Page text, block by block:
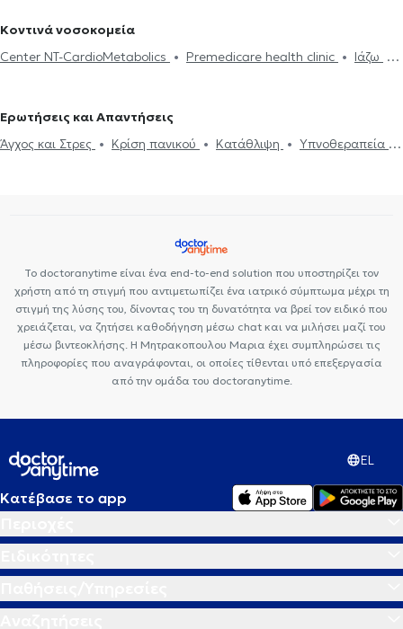
Βάρη
Σύμβουλοι ψυχικής υγείας στο Κουκάκι
υγείας στην Αθήνα
Σύμβουλοι ψυχικής υγείας στον Ευαγγελισμό
επαγγελματικού προσανατολισμού
Συμβουλευτική επαγγελματικού
επαγγελματικού προσανατολισμού
Κοντινά νοσοκομεία
Center NT-CardioMetabolics
Premedicare health clinic
Ιάζω
Ερωτήσεις και Απαντήσεις
Άγχος και Στρες
Κρίση πανικού Κατάθλιψη
Υπνοθεραπεία
Το doctoranytime είναι ένα end-to-end solution που υποστηρίζει τον
χρήστη από τη στιγμή που αντιμετωπίζει ένα ιατρικό σύμπτωμα μέχρι τη
στιγμή της λύσης του, δίνοντας του τη δυνατότητα να βρεί τον ειδικό που
χρειάζεται, να ζητήσει καθοδήγηση μέσω chat και να μιλήσει μαζί του
μέσω βιντεοκλήσης. Η Μητρακοπουλου Μαρια έχει συμπληρώσει τις
πληροφορίες που αναγράφονται, οι οποίες τίθενται υπό επεξεργασία
από την ομάδα του doctoranytime.
EL
Κατέβασε το app